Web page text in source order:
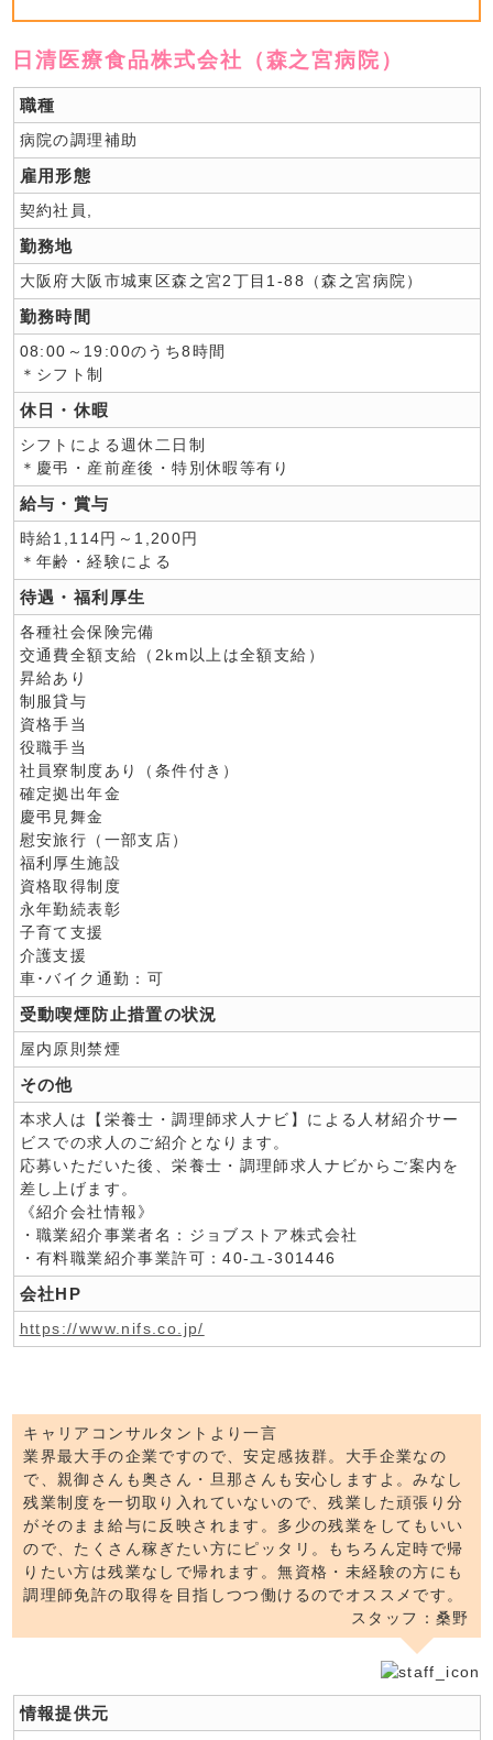
日清医療食品株式会社（森之宮病院）
職種
病院の調理補助
雇用形態
契約社員,
勤務地
大阪府大阪市城東区森之宮2丁目1-88（森之宮病院）
勤務時間
08:00～19:00のうち8時間
＊シフト制
休日・休暇
シフトによる週休二日制
＊慶弔・産前産後・特別休暇等有り
給与・賞与
時給1,114円～1,200円
＊年齢・経験による
待遇・福利厚生
各種社会保険完備
交通費全額支給（2km以上は全額支給）
昇給あり
制服貸与
資格手当
役職手当
社員寮制度あり（条件付き）
確定拠出年金
慶弔見舞金
慰安旅行（一部支店）
福利厚生施設
資格取得制度
永年勤続表彰
子育て支援
介護支援
車･バイク通勤：可
受動喫煙防止措置の状況
屋内原則禁煙
その他
本求人は【栄養士・調理師求人ナビ】による人材紹介サー
ビスでの求人のご紹介となります。
応募いただいた後、栄養士・調理師求人ナビからご案内を
差し上げます。
《紹介会社情報》
・職業紹介事業者名：ジョブストア株式会社
・有料職業紹介事業許可：40-ユ-301446
会社HP
https://www.nifs.co.jp/
キャリアコンサルタントより一言
業界最大手の企業ですので、安定感抜群。大手企業なの
で、親御さんも奥さん・旦那さんも安心しますよ。みなし
残業制度を一切取り入れていないので、残業した頑張り分
がそのまま給与に反映されます。多少の残業をしてもいい
ので、たくさん稼ぎたい方にピッタリ。もちろん定時で帰
りたい方は残業なしで帰れます。無資格・未経験の方にも
調理師免許の取得を目指しつつ働けるのでオススメです。
スタッフ：桑野
情報提供元